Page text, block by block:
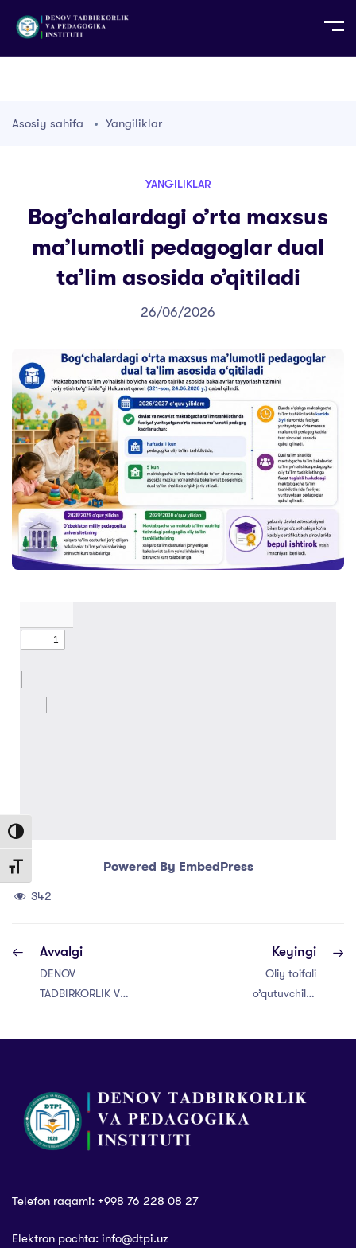
Toggle High Contrast
Toggle Font size
TG TR
Asosiy sahifa Yangiliklar
YANGILIKLAR
Bog’chalardagi o’rta maxsus
ma’lumotli pedagoglar dual
ta’lim asosida o’qitiladi
26/06/2026
Powered By EmbedPress
342
Avvalgi
DENOV
TADBIRKORLIK VA
OLIY TA’LIM
UCHUN QABUL
10-IYULDAN
BOSHLANADI
Keyingi
Oliy toifali
o’qutuvchilar
qabul qilinadi
Telefon raqami: +998 76 228 08 27
Elektron pochta: info@dtpi.uz